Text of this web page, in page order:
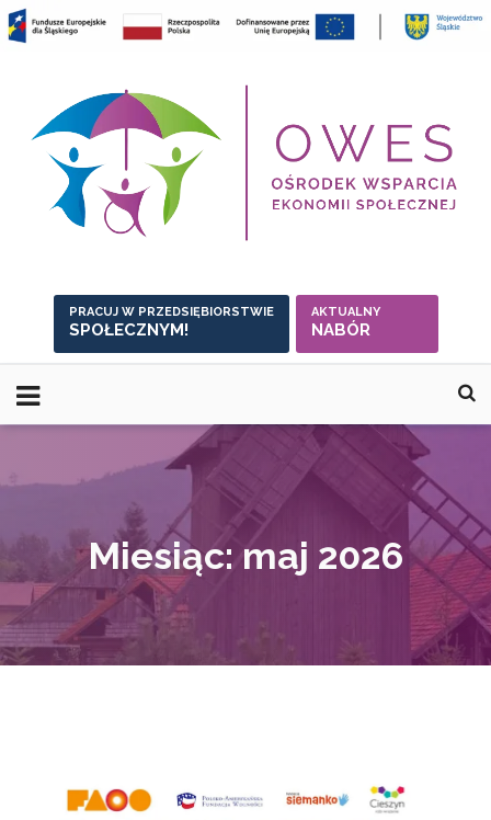
Skip
to
PRACUJ W PRZEDSIĘBIORSTWIE
SPOŁECZNYM!
AKTUALNY
NABÓR
Miesiąc:maj 2026